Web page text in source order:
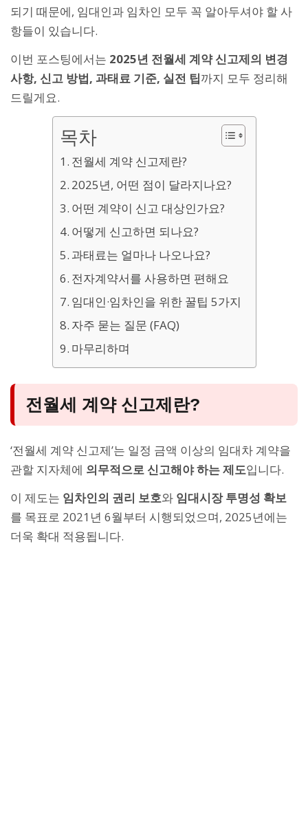
되기 때문에, 임대인과 임차인 모두 꼭 알아두셔야 할 사
항들이 있습니다.
이번 포스팅에서는 2025년 전월세 계약 신고제의 변경
사항, 신고 방법, 과태료 기준, 실전 팁까지 모두 정리해
드릴게요.
목차
전월세 계약 신고제란?
2025년, 어떤 점이 달라지나요?
어떤 계약이 신고 대상인가요?
어떻게 신고하면 되나요?
과태료는 얼마나 나오나요?
전자계약서를 사용하면 편해요
임대인·임차인을 위한 꿀팁 5가지
자주 묻는 질문 (FAQ)
마무리하며
전월세 계약 신고제란?
‘전월세 계약 신고제’는 일정 금액 이상의 임대차 계약을
관할 지자체에 의무적으로 신고해야 하는 제도입니다.
이 제도는 임차인의 권리 보호와 임대시장 투명성 확보
를 목표로 2021년 6월부터 시행되었으며, 2025년에는
더욱 확대 적용됩니다.